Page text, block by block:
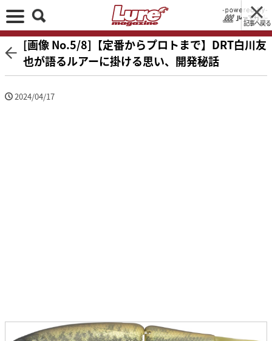
記事へ戻る
[画像 No.5/8]【定番からプロトまで】DRT白川友
也が語るルアーに掛ける思い、開発秘話
2024/04/17